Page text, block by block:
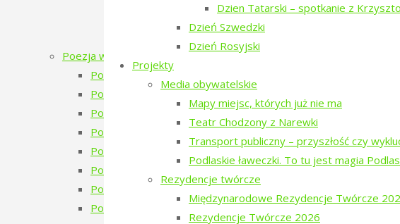
Dzien Tatarski – spotkanie z
Dzień Szwedzki
Dzień Rosyjski
Projekty
Media obywatelskie
Mapy miejsc, których już nie ma
Teatr Chodzony z Narewki
Transport publiczny – przyszłość czy
Podlaskie ławeczki. To tu jest magia
Rezydencje twórcze
Międzynarodowe Rezydencje Twórcze
Rezydencje Twórcze 2026
Warsztaty: Pamiętajmy o ogrodach
Monodram „Ksenia”
Poezja w Puszczy
Poezja w Puszczy – 7. edycja – 2026
Poezja w Puszczy – 6. edycja – 2025
Poezja w Puszczy – 5. edycja – 2024
Poezja w Puszczy – 4. edycja – 2023
Poezja w Puszczy – 4 edycja 2023 – zapowiedź
Poezja w Puszczy – 3. edycja
Poezja w Puszczy – 2. edycja
Poezja w Puszczy i Bieżeństwo